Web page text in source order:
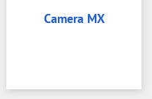
Camera MX